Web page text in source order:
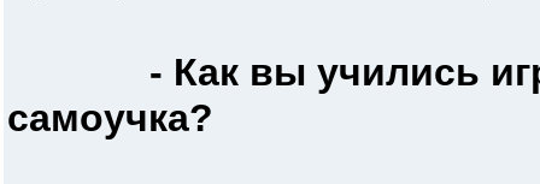
- Как вы учились
самоучка?